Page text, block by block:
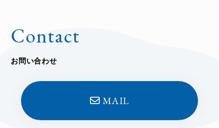
Contact
お問い合わせ
MAIL